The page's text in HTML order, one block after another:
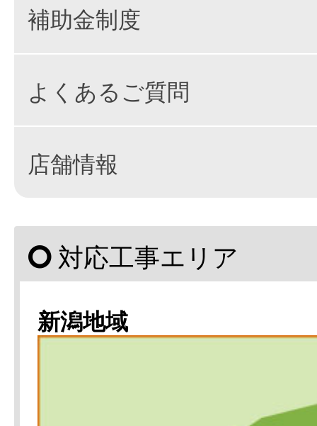
補助金制度
よくあるご質問
店舗情報
対応工事エリア
新潟地域